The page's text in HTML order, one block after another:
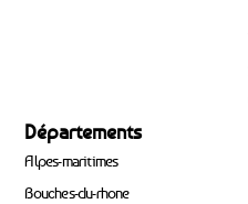
Départements
Alpes-maritimes
Bouches-du-rhone